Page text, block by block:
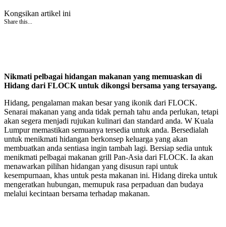
Kongsikan artikel ini
Share this...
Nikmati pelbagai hidangan makanan yang memuaskan di
Hidang dari FLOCK untuk dikongsi bersama yang tersayang.
Hidang, pengalaman makan besar yang ikonik dari FLOCK.
Senarai makanan yang anda tidak pernah tahu anda perlukan, tetapi
akan segera menjadi rujukan kulinari dan standard anda. W Kuala
Lumpur memastikan semuanya tersedia untuk anda. Bersedialah
untuk menikmati hidangan berkonsep keluarga yang akan
membuatkan anda sentiasa ingin tambah lagi. Bersiap sedia untuk
menikmati pelbagai makanan grill Pan-Asia dari FLOCK. Ia akan
menawarkan pilihan hidangan yang disusun rapi untuk
kesempurnaan, khas untuk pesta makanan ini. Hidang direka untuk
mengeratkan hubungan, memupuk rasa perpaduan dan budaya
melalui kecintaan bersama terhadap makanan.